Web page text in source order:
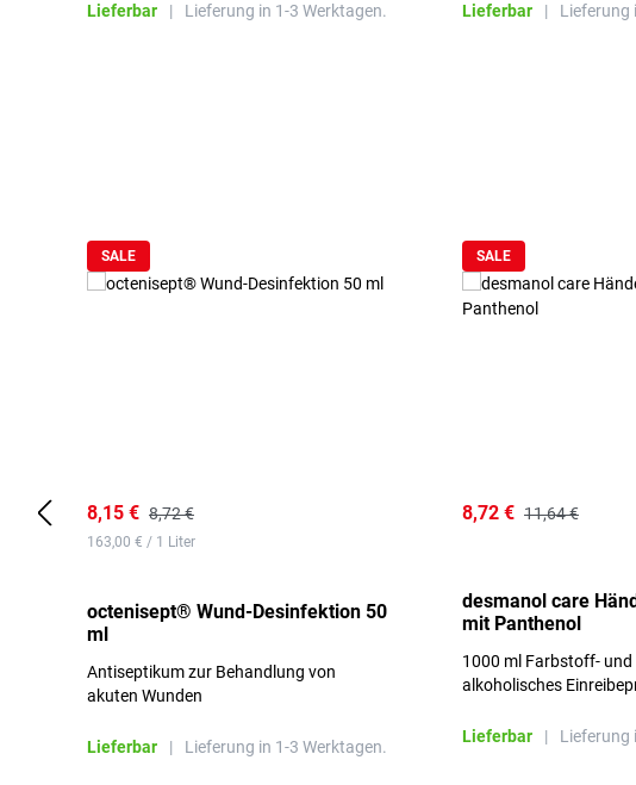
Lieferbar | Lieferung in 1-3 Werktagen. Lieferbar | Lieferung
SALE
8,15 € 8,72 €
163,00 € / 1 Liter
octenisept® Wund-Desinfektion 50
ml
Antiseptikum zur Behandlung von
akuten Wunden
Lieferbar | Lieferung in 1-3 Werktagen.
SALE
8,72 € 11,64 €
desmanol care
mit Panthenol
1000 ml Farbstoff-
alkoholisches
Lieferbar
| Lieferung